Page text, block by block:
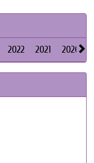
2022 2021 2020